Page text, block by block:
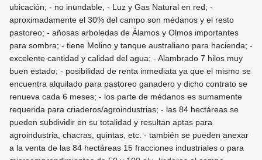
ubicación; - no inundable, - Luz y Gas Natural en red; -
aproximadamente el 30% del campo son médanos y el resto
pastoreo; - añosas arboledas de Álamos y Olmos importantes
para sombra; - tiene Molino y tanque australiano para hacienda; -
excelente cantidad y calidad del agua; - Alambrado 7 hilos muy
buen estado; - posibilidad de renta inmediata ya que el mismo se
encuentra alquilado para pastoreo ganadero y dicho contrato se
renueva cada 6 meses; - los parte de médanos es sumamente
requerida para criaderos/agroindustrias; - las 84 hectáreas se
pueden subdividir en su totalidad y resultan aptas para
agroindustria, chacras, quintas, etc. - también se pueden anexar
a la venta de las 84 hectáreas 15 fracciones industriales o para